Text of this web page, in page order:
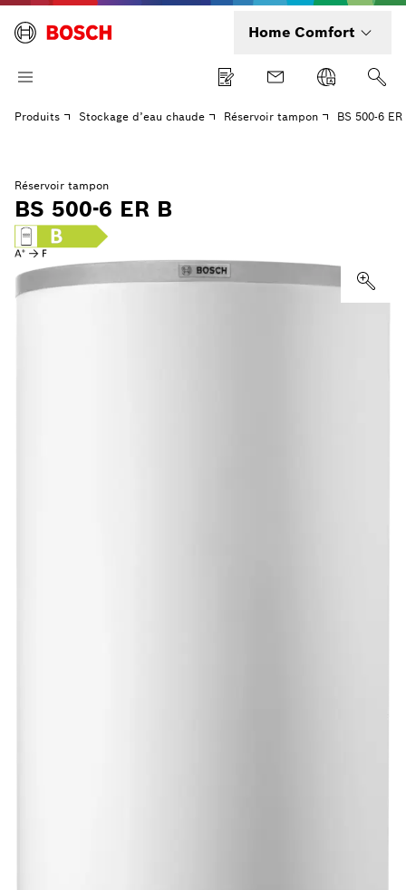
Home Comfort
Produits Stockage d’eau chaude Réservoir tampon BS 500-6 ER
Réservoir tampon
BS 500-6 ER B